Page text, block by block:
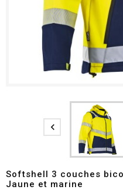

Softshell 3 couches
Jaune et marine